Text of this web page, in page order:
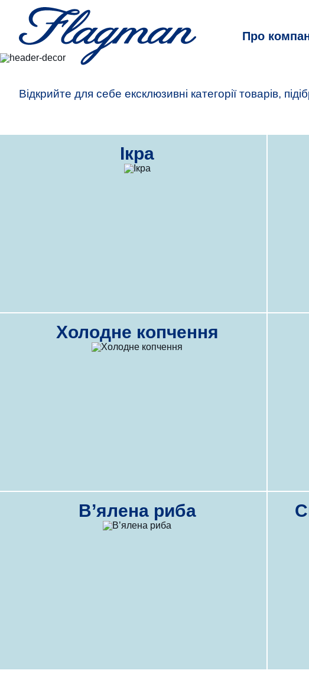
Про
Відкрийте для себе ексклюзивні категорії товарів,
Ікра
Холодне копчення
В’ялена риба